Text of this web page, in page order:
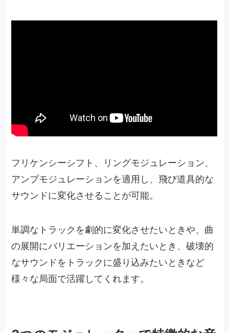
フリケンシーシフト、リングモジュレーション、
アンプモジュレーションを適用し、飛び道具的な
サウンドに変化させることが可能。
単調なトラックを劇的に変化させたいときや、曲
の展開にバリエーションを加えたいとき、破壊的
なサウンドをトラックに盛り込みたいときなど
様々な局面で活躍してくれます。